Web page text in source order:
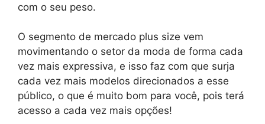
com o seu peso.
O segmento de mercado plus size vem
movimentando o setor da moda de forma cada
vez mais expressiva, e isso faz com que surja
cada vez mais modelos direcionados a esse
público, o que é muito bom para você, pois terá
acesso a cada vez mais opções!